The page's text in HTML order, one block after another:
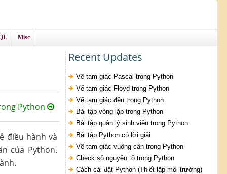
Misc
Python
điều hành và
của Python.
Recent Updates
Vẽ tam giác Pascal trong Python
Vẽ tam giác Floyd trong Python
Vẽ tam giác đều trong Python
Bài tập vòng lặp trong Python
Bài tập quản lý sinh viên trong Python
Bài tập Python có lời giải
Vẽ tam giác vuông cân trong Python
Check số nguyên tố trong Python
Cách cài đặt Python (Thiết lập môi trường)